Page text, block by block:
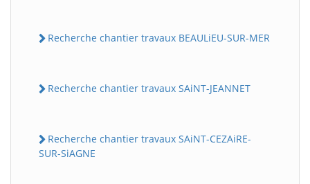
Recherche chantier travaux BEAULiEU-SUR-MER
Recherche chantier travaux SAiNT-JEANNET
Recherche chantier travaux SAiNT-CEZAiRE-
SUR-SiAGNE